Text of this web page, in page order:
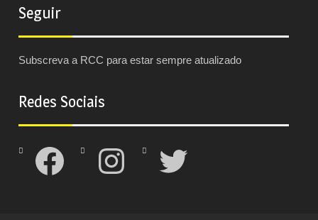
Seguir
Subscreva a RCC para estar sempre atualizado
Redes Sociais
Facebook Instagram Twitter